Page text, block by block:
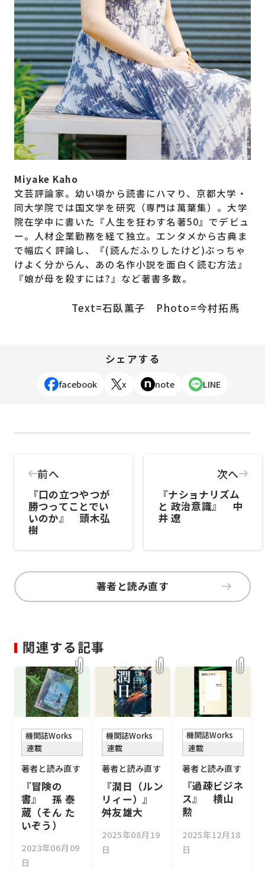
Miyake Kaho
文芸評論家。幼い頃から読書にハマり、京都大学・
同大学院では国文学を研究（専門は萬葉集）。大学
院在学中に書いた『人生を狂わす名著50』でデビュ
ー。人材企業勤務を経て独立。エンタメから古典ま
で幅広く評論し、『(読んだふりしたけど)ぶっちゃ
けよく分からん、あの名作小説を面白く読む方法』
『娘が母を殺すには?』など著書多数。
Text=石臥薫子 Photo=今村拓馬
シェアする
facebook x note LINE
前へ
『口の立つやつが
勝つってことでい
いのか』 頭木弘
樹
次へ
『ナショナリズム
と 政治意識』 中
井 遼
著者と読み直す
関連する記事
機関誌Works
連載
著者と読み直す
『冒険の
書』 孫 泰
蔵（そん た
いぞう）
2023年06月09
日
機関誌Works
連載
著者と読み直す
『潤日（ルン
リィー）』
舛友雄大
2025年08月19
日
機関誌Works
連載
著者と読み直す
『過疎ビジネ
ス』 横山
勲
2025年12月18
日